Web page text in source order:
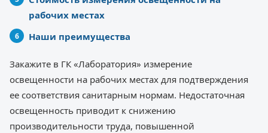
рабочих местах
Наши преимущества
Закажите в ГК «Лаборатория» измерение
освещенности на рабочих местах для подтверждения
ее соответствия санитарным нормам. Недостаточная
освещенность приводит к снижению
производительности труда, повышенной